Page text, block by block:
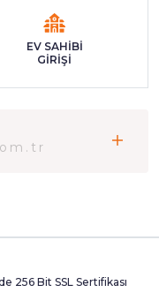
EV SAHİBİ
GİRİŞİ
256 Bit SSL Sertifikası